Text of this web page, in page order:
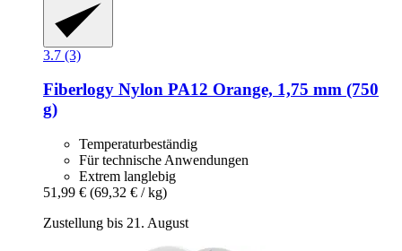
3.7 (3)
Fiberlogy Nylon PA12 Orange, 1,75 mm (750
g)
Temperaturbeständig
Für technische Anwendungen
Extrem langlebig
51,99 € (69,32 € / kg)
Zustellung bis 21. August